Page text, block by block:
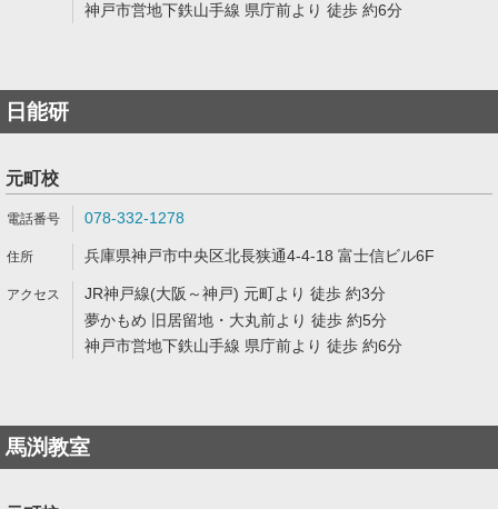
神戸市営地下鉄山手線 県庁前より 徒歩 約6分
日能研
元町校
078-332-1278
兵庫県神戸市中央区北長狭通4-4-18 富士信ビル6F
JR神戸線(大阪～神戸) 元町より 徒歩 約3分
夢かもめ 旧居留地・大丸前より 徒歩 約5分
神戸市営地下鉄山手線 県庁前より 徒歩 約6分
馬渕教室